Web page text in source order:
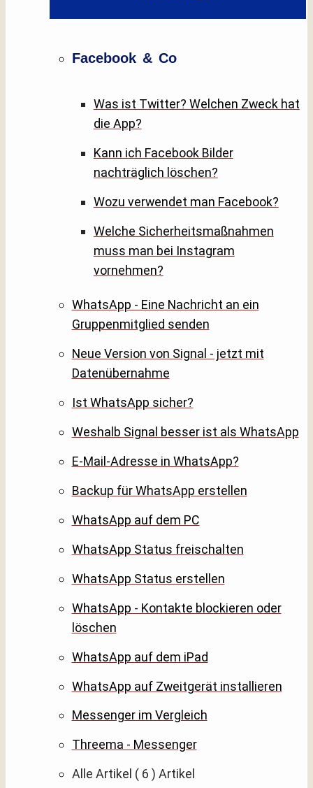
Facebook & Co
Was ist Twitter? Welchen Zweck hat
die App?
Kann ich Facebook Bilder
nachträglich löschen?
Wozu verwendet man Facebook?
Welche Sicherheitsmaßnahmen
muss man bei Instagram
vornehmen?
WhatsApp - Eine Nachricht an ein
Gruppenmitglied senden
Neue Version von Signal - jetzt mit
Datenübernahme
Ist WhatsApp sicher?
Weshalb Signal besser ist als WhatsApp
E-Mail-Adresse in WhatsApp?
Backup für WhatsApp erstellen
WhatsApp auf dem PC
WhatsApp Status freischalten
WhatsApp Status erstellen
WhatsApp - Kontakte blockieren oder
löschen
WhatsApp auf dem iPad
WhatsApp auf Zweitgerät installieren
Messenger im Vergleich
Threema - Messenger
Alle Artikel ( 6 ) Artikel